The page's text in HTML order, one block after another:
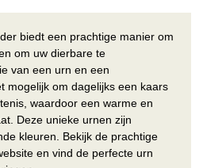
biedt een prachtige manier om
om uw dierbare te
van een urn en een
mogelijk om dagelijks een kaars
waardoor een warme en
Deze unieke urnen zijn
kleuren. Bekijk de prachtige
en vind de perfecte urn